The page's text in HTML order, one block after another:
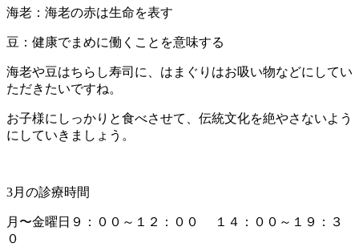
海老：海老の赤は生命を表す
豆：健康でまめに働くことを意味する
海老や豆はちらし寿司に、はまぐりはお吸い物などにしてい
ただきたいですね。
お子様にしっかりと食べさせて、伝統文化を絶やさないよう
にしていきましょう。
3月の診療時間
月〜金曜日９：００～１２：００ １４：００～１９：３
０